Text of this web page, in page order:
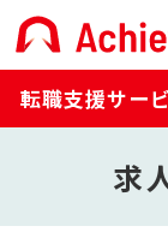
転職支援サー
求